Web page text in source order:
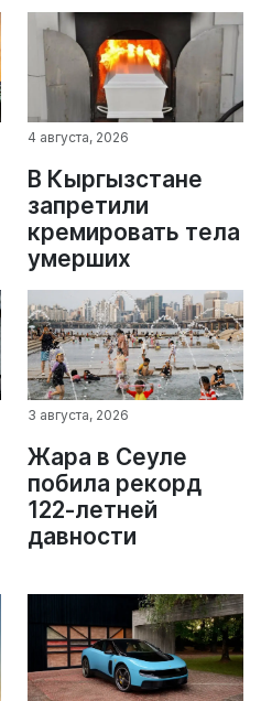
4 августа, 2026
В Кыргызстане
запретили
кремировать тела
умерших
3 августа, 2026
Жара в Сеуле
побила рекорд
122-летней
давности